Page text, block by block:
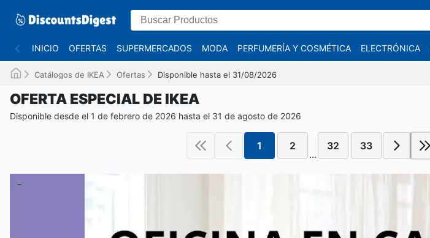
INICIO OFERTAS SUPERMERCADOS MODA PERFUMERÍA Y COSMÉTICA ELECTRÓNICA
Catálogos de IKEA Ofertas Disponible hasta el 31/08/2026
OFERTA ESPECIAL DE IKEA
Disponible desde el 1 de febrero de 2026 hasta el 31 de agosto de 2026
1 2
...
32 33